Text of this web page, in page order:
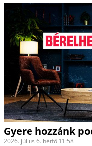
Gyere hozzánk
2026. július 6. hétfő 11:58